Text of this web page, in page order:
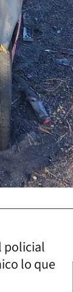
policial
lo que